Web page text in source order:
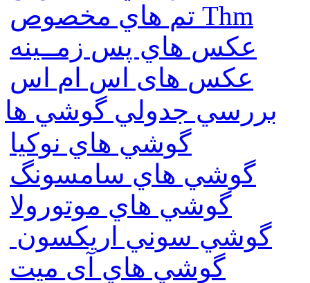
تم هاي مخصوص Thm
عكس هاي پس زمــينه
عكس های اس ام اس
بررسي جدولي گوشي ها
گوشي هاي نوكيا
گوشي هاي سامسونگ
گوشي هاي موتورولا
گوشي سوني اريكسون
گوشي هاي آی میت